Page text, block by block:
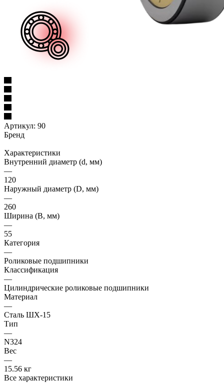
Артикул: 90
Бренд
Характеристики
Внутренний диаметр (d, мм)
—
120
Наружный диаметр (D, мм)
—
260
Ширина (B, мм)
—
55
Категория
—
Роликовые подшипники
Классификация
—
Цилиндрические роликовые подшипники
Материал
—
Сталь ШХ-15
Тип
—
N324
Вес
—
15.56 кг
Все характеристики